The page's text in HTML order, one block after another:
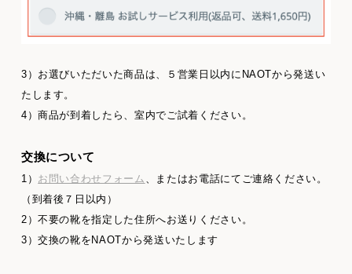
3）お選びいただいた商品は、５営業日以内にNAOTから発送い
たします。
4）商品が到着したら、室内でご試着ください。
交換について
1） お問い合わせフォーム
、またはお電話にてご連絡ください。
（到着後７日以内）
2）不要の靴を指定した住所へお送りください。
3）交換の靴をNAOTから発送いたします